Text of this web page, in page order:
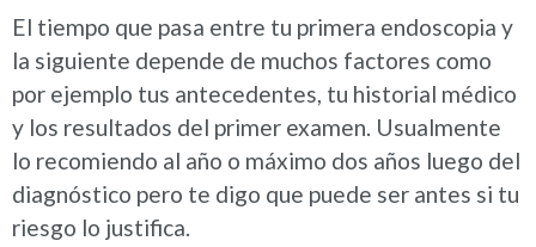
El tiempo que pasa entre tu primera endoscopia y
la siguiente depende de muchos factores como
por ejemplo tus antecedentes, tu historial médico
y los resultados del primer examen. Usualmente
lo recomiendo al año o máximo dos años luego del
diagnóstico pero te digo que puede ser antes si tu
riesgo lo justifica.